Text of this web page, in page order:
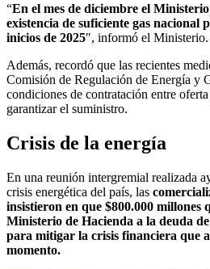
“En el mes de diciembre el
existencia de suficiente gas nacional
inicios de 2025″, informó el Ministerio.
Además, recordó que las recientes
Comisión de Regulación de Energía y
condiciones de contratación entre
garantizar el suministro.
Crisis de la energía
En una reunión intergremial realizada
crisis energética del país, las
insistieron en que $800.000 millones
Ministerio de Hacienda a la deuda
para mitigar la crisis financiera que
momento.